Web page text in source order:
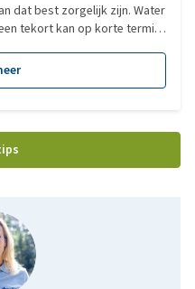
dat best zorgelijk zijn. Water
tekort kan op korte termijn
bespreken we de mogelijke
wat je zelf kunt doen